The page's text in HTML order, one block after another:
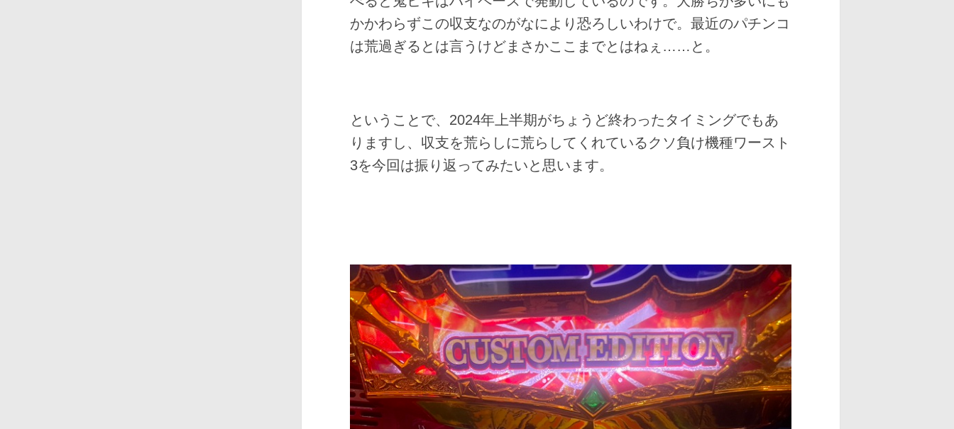
かかわらずこの収支なのがなにより恐ろしいわけで。最近のパチンコ
は荒過ぎるとは言うけどまさかここまでとはねぇ……と。
ということで、2024年上半期がちょうど終わったタイミングでもあ
りますし、収支を荒らしに荒らしてくれているクソ負け機種ワースト
3を今回は振り返ってみたいと思います。